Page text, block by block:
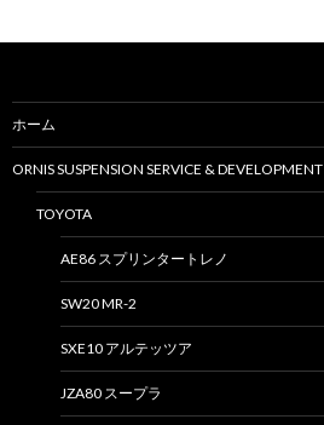
ホーム
ORNIS SUSPENSION SERVICE & DEVELOPMENT
TOYOTA
AE86 スプリンタートレノ
SW20 MR-2
SXE10 アルテッツア
JZA80 スープラ